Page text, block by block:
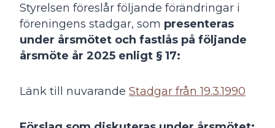
Styrelsen föreslår följande förändringar i
föreningens stadgar, som presenteras
under årsmötet och fastlås på följande
årsmöte år 2025 enligt § 17:
Länk till nuvarande Stadgar från 19.3.1990